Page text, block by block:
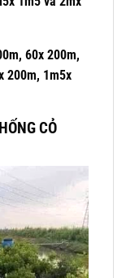
60x 200m,
200m, 1m5x
CỎ